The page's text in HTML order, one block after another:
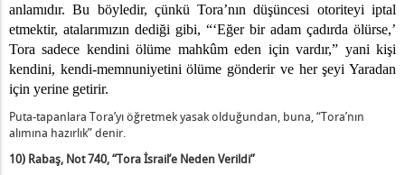
anlamıdır. Bu böyledir, çünkü Tora’nın düşüncesi otoriteyi iptal
etmektir, atalarımızın dediği gibi, “‘Eğer bir adam çadırda ölürse,’
Tora sadece kendini ölüme mahkûm eden için vardır,” yani kişi
kendini, kendi-memnuniyetini ölüme gönderir ve her şeyi Yaradan
için yerine getirir.
Puta-tapanlara Tora’yı öğretmek yasak olduğundan, buna, “Tora’nın
alımına hazırlık” denir.
10) Rabaş, Not 740, “Tora İsrail’e Neden Verildi”